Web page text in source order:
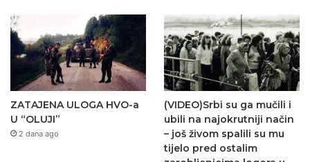
ZATAJENA ULOGA HVO-a
U “OLUJI”
2 dana ago
(VIDEO)Srbi su ga mučili i
ubili na najokrutniji način
– još živom spalili su mu
tijelo pred ostalim